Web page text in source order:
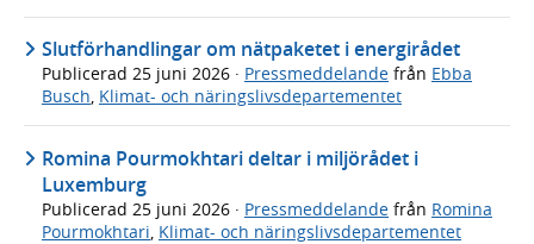
Slutförhandlingar om nätpaketet i energirådet
Publicerad 25 juni 2026 · Pressmeddelande från Ebba
Busch, Klimat- och näringslivsdepartementet
Romina Pourmokhtari deltar i miljörådet i
Luxemburg
Publicerad 25 juni 2026 · Pressmeddelande från Romina
Pourmokhtari Klimat- och näringslivsdepartementet